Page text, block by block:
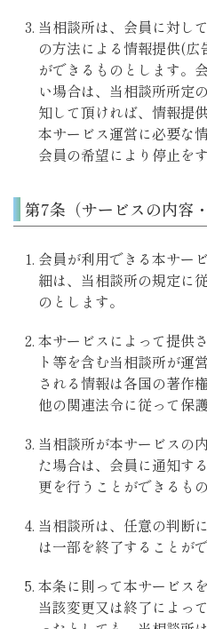
当相談所は、会員に対し
の方法による情報提供(広
ができるものとします。
い場合は、当相談所所定
知して頂ければ、情報提
本サービス運営に必要な
会員の希望により停止を
第7条（サービスの内容
会員が利用できる本サー
細は、当相談所の規定に
のとします。
本サービスによって提供
ト等を含む当相談所が運
される情報は各国の著作
他の関連法令に従って保
当相談所が本サービスの
た場合は、会員に通知す
更を行うことができるも
当相談所は、任意の判断
は一部を終了することが
本条に則って本サービス
当該変更又は終了によっ